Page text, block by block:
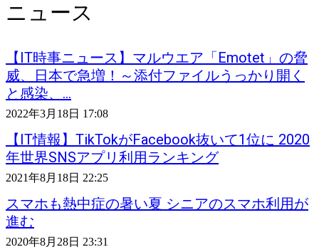
ニュース
【IT時事ニュース】マルウエア「Emotet」の脅
威、日本で急増！～添付ファイルうっかり開く
と感染、...
2022年3月18日 17:08
【IT情報】TikTokがFacebook抜いて1位に 2020
年世界SNSアプリ利用ランキング
2021年8月18日 22:25
スマホも熱中症の暑い夏 シニアのスマホ利用が
進む
2020年8月28日 23:31